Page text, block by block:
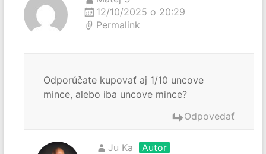
12/10/2025 o 20:29
Permalink
Odporúčate kupovať aj 1/10 uncove
mince, alebo iba uncove mince?
Odpovedať
Ju Ka
Autor